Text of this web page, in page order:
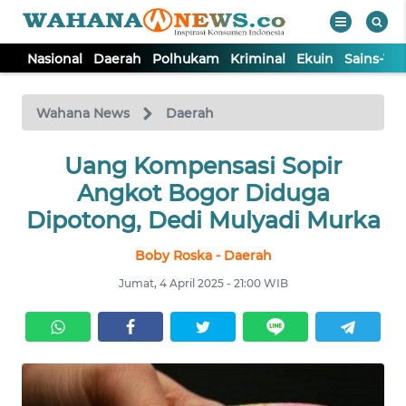
Nasional Daerah Polhukam Kriminal Ekuin Sains-
Wahana News Daerah
Uang Kompensasi Sopir
Angkot Bogor Diduga
Dipotong, Dedi Mulyadi Murka
Boby Roska - Daerah
Jumat, 4 April 2025 - 21:00 WIB
TV
Tutup
NASIONAL
DAERAH
KRIMINAL
EKUIN